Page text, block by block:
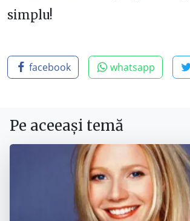
simplu!
facebook whatsapp
Pe aceeași temă